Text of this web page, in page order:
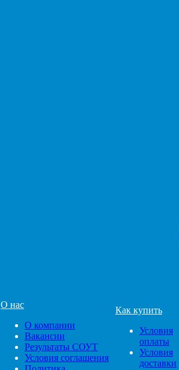
О нас
О компании
Вакансии
Результаты СОУТ
Условия соглашения
Как купить
Условия
оплаты
Условия
доставки